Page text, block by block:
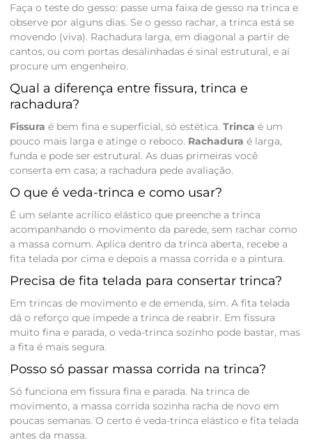
Faça o teste do gesso: passe uma faixa de gesso na trinca e
observe por alguns dias. Se o gesso rachar, a trinca está se
movendo (viva). Rachadura larga, em diagonal a partir de
cantos, ou com portas desalinhadas é sinal estrutural, e aí
procure um engenheiro.
Qual a diferença entre fissura, trinca e
rachadura?
Fissura é bem fina e superficial, só estética. Trinca é um
pouco mais larga e atinge o reboco. Rachadura é larga,
funda e pode ser estrutural. As duas primeiras você
conserta em casa; a rachadura pede avaliação.
O que é veda-trinca e como usar?
É um selante acrílico elástico que preenche a trinca
acompanhando o movimento da parede, sem rachar como
a massa comum. Aplica dentro da trinca aberta, recebe a
fita telada por cima e depois a massa corrida e a pintura.
Precisa de fita telada para consertar trinca?
Em trincas de movimento e de emenda, sim. A fita telada
dá o reforço que impede a trinca de reabrir. Em fissura
muito fina e parada, o veda-trinca sozinho pode bastar, mas
a fita é mais segura.
Posso só passar massa corrida na trinca?
Só funciona em fissura fina e parada. Na trinca de
movimento, a massa corrida sozinha racha de novo em
poucas semanas. O certo é veda-trinca elástico e fita telada
antes da massa.